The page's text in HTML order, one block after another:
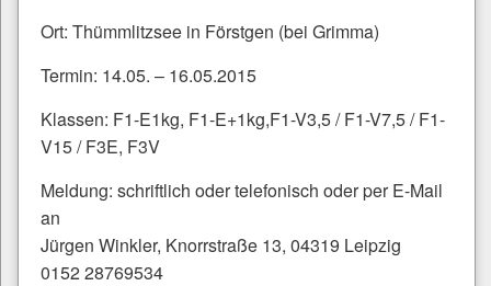
Ort: Thümmlitzsee in Förstgen (bei Grimma)
Termin: 14.05. – 16.05.2015
Klassen: F1-E1kg, F1-E+1kg,F1-V3,5 / F1-V7,5 / F1-
V15 / F3E, F3V
Meldung: schriftlich oder telefonisch oder per E-Mail
an
Jürgen Winkler, Knorrstraße 13, 04319 Leipzig
0152 28769534